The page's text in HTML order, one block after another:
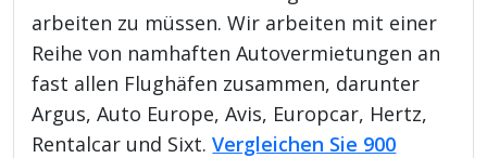
arbeiten zu müssen. Wir arbeiten mit einer
Reihe von namhaften Autovermietungen an
fast allen Flughäfen zusammen, darunter
Argus, Auto Europe, Avis, Europcar, Hertz,
Rentalcar und Sixt.Vergleichen Sie 900